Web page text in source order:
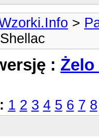
>
:
1 2 3 4 5 6 7 8